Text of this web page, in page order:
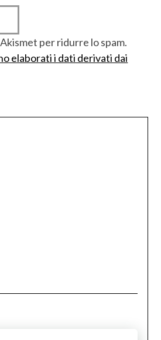
per ridurre lo spam.
elaborati i dati derivati dai